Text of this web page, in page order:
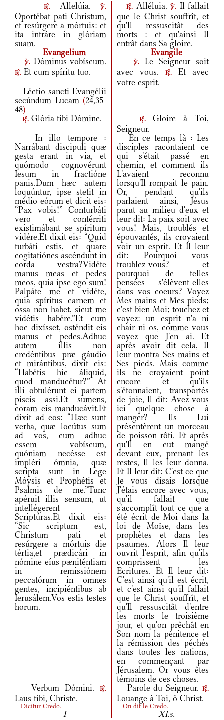
r.Allelúia.v.
Oportébat pati Christum,
et resúrgere a mórtuis: et
ita intráre in glóriam
suam.
r. Alléluia.v. Il fallait
que le Christ souffrît, et
qu'Il ressuscitât des
morts : et qu'ainsi Il
entrât dans Sa gloire.
Evangelium
Evangile
v. Dóminus vobíscum.
r. Et cum spíritu tuo.
v.
Le Seigneur soit
avec vous.
r.
Et avec
votre esprit.
Léctio sancti Evangélii
secúndum Lucam (24,35-
48)
r. Glória tibi Dómine. r.Gloire à Toi,
Seigneur.
In illo tempore :
Narrábant discipuli quæ
gesta erant in via, et
quómodo cognovérunt
Iesum in fractióne
panis.Dum hæc autem
loquúntur, ipse stetit in
médio eórum et dicit eis:
“Pax vobis!” Conturbáti
vero et contérriti
existimábant se spíritum
vidére.Et dixit eis: “Quid
turbáti estis, et quare
cogitatiónes ascéndunt in
corda vestra?Vidéte
manus meas et pedes
meos, quia ipse ego sum!
Palpáte me et vidéte,
quia spíritus carnem et
ossa non habet, sicut me
vidétis habére.”Et cum
hoc dixísset, osténdit eis
manus et pedes.Adhuc
autem illis non
credéntibus præ gáudio
et mirántibus, dixit eis:
“Habétis hic áliquid,
quod manducétur?” At
illi obtulérunt ei partem
piscis assi.Et sumens,
coram eis manducávit.Et
dixit ad eos: “Hæc sunt
verba, quæ locútus sum
ad vos, cum adhuc
essem vobíscum,
quóniam necésse est
impléri ómnia, quæ
scripta sunt in Lege
Móysis et Prophétis et
Psalmis de me.”Tunc
apéruit illis sensum, ut
intellégerent
Scriptúras.Et dixit eis:
“Sic scriptum est,
Christum pati et
resúrgere a mórtuis die
tértia,et prædicári in
nómine eíus pæniténtiam
in remissiónem
peccatórum in omnes
gentes, incipiéntibus ab
Ierusálem.Vos estis testes
horum.
En ce temps là : Les
disciples racontaient ce
qui s'était passé en
chemin, et comment ils
L'avaient reconnu
lorsqu'Il rompait le pain.
Or, pendant qu'ils
parlaient ainsi, Jésus
parut au milieu d'eux et
leur dit: La paix soit avec
vous! Mais, troublés et
épouvantés, ils croyaient
voir un esprit. Et Il leur
dit: Pourquoi vous
troublez-vous? et
pourquoi de telles
pensées s'élèvent-elles
dans vos coeurs? Voyez
Mes mains et Mes pieds;
c'est bien Moi; touchez et
voyez: un esprit n'a ni
chair ni os, comme vous
voyez que J'en ai. Et
après avoir dit cela, Il
leur montra Ses mains et
Ses pieds. Mais comme
ils ne croyaient point
encore et qu'ils
s'étonnaient, transportés
de joie, Il dit: Avez-vous
ici quelque chose à
manger? Ils Lui
présentèrent un morceau
de poisson rôti. Et après
qu'Il en eut mangé
devant eux, prenant les
restes, Il les leur donna.
Et Il leur dit: C'est ce que
Je vous disais lorsque
J'étais encore avec vous,
qu'il fallait que
s'accomplît tout ce que a
été écrit de Moi dans la
loi de Moïse, dans les
prophètes et dans les
psaumes. Alors Il leur
ouvrit l'esprit, afin qu'ils
comprissent les
Ecritures. Et Il leur dit:
C'est ainsi qu'il est écrit,
et c'est ainsi qu'il fallait
que le Christ souffrît, et
qu'Il ressuscitât d'entre
les morts le troisième
jour, et qu'on prêchât en
Son nom la pénitence et
la rémission des péchés
dans toutes les nations,
en commençant par
Jérusalem. Or vous êtes
témoins de ces choses.
Verbum Dómini.
r.
Laus tibi, Christe.
Parole du Seigneur. r.
Louange à Toi, ô Christ.
Dicitur Credo. On dit le Credo.
I XI.s.